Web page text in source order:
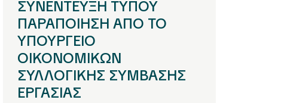
ΣΥΝΕΝΤΕΥΞΗ ΤΥΠΟΥ
ΠΑΡΑΠΟΙΗΣΗ ΑΠΟ ΤΟ
ΥΠΟΥΡΓΕΙΟ
ΟΙΚΟΝΟΜΙΚΩΝ
ΣΥΛΛΟΓΙΚΗΣ ΣΥΜΒΑΣΗΣ
ΕΡΓΑΣΙΑΣ